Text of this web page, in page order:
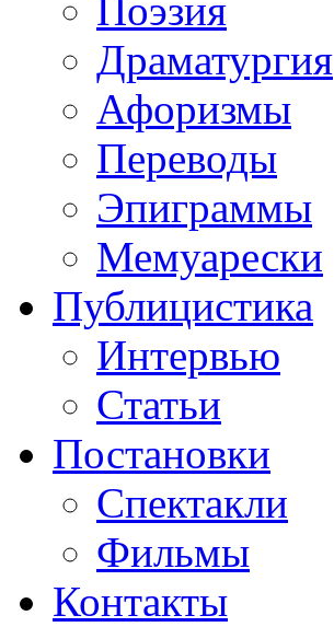
Поэзия
Драматургия
Афоризмы
Переводы
Эпиграммы
Мемуарески
Публицистика
Интервью
Статьи
Постановки
Спектакли
Фильмы
Контакты